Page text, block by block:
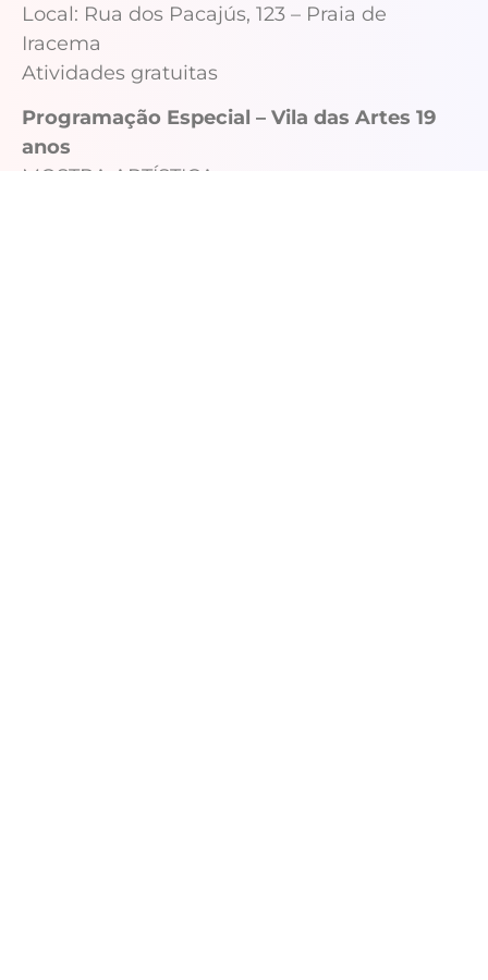
Local: Rua dos Pacajús, 123 – Praia de
Iracema
Atividades gratuitas
Programação Especial – Vila das Artes 19
anos
MOSTRA ARTÍSTICA